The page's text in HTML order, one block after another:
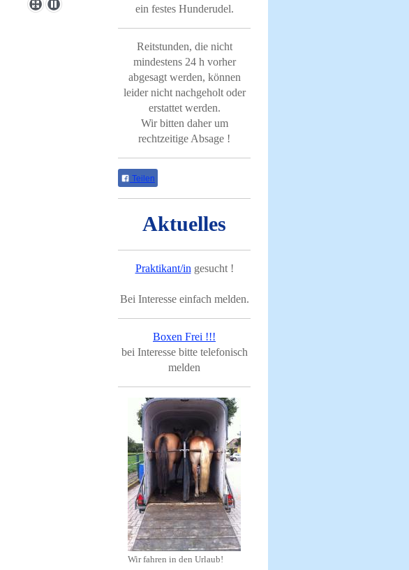
ein festes Hunderudel.
Reitstunden, die nicht
mindestens 24 h vorher
abgesagt werden, können
leider nicht nachgeholt oder
erstattet werden.
Wir bitten daher um
rechtzeitige Absage !
Teilen
Aktuelles
Praktikant/in gesucht !
Bei Interesse einfach melden.
Boxen Frei !!!
bei Interesse bitte telefonisch
melden
Wir fahren in den Urlaub!